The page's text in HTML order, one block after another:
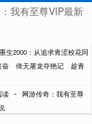
我有至尊VIP最新
重生2000：从追求青涩校花同
奋 倚天屠龙夺艳记
趁青
读 -
网游传奇：我有至尊